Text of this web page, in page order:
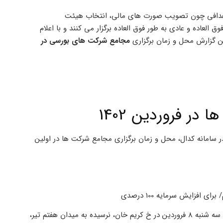
چون تصویب صورت های مالی، انتخاب هیئت
و عادی به طور فوق العاده برگزار می کنند و با اعلام
گزارش محل و زمان برگزاری مجامع شرکت های بورسی در
فروردین 1402
کدال، محل و زمان برگزاری مجامع شرکت ها در اولین
ساعت 9 سه شنبه 8 فروردین در خ کریم خان، نرسیده به میدان هفتم تیر،